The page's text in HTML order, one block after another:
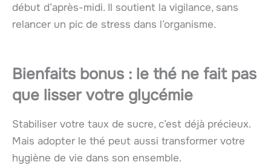
début d’après-midi. Il soutient la vigilance, sans
relancer un pic de stress dans l’organisme.
Bienfaits bonus : le thé ne fait pas
que lisser votre glycémie
Stabiliser votre taux de sucre, c’est déjà précieux.
Mais adopter le thé peut aussi transformer votre
hygiène de vie dans son ensemble.